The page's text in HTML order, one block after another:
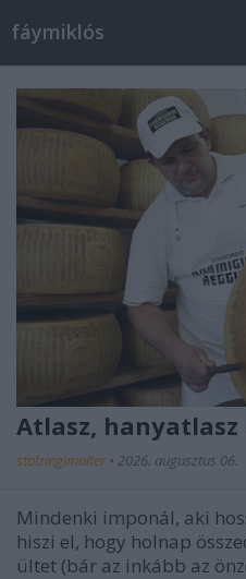
fáymiklós
Atlasz, hanyatlasz
stolzingimalter • 2026. augusztus 06.
Mindenki imponál, aki
hiszi el, hogy holnap
ültet (bár az inkább az